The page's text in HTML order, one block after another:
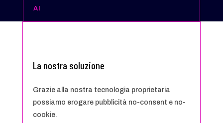
AI
La nostra soluzione
Grazie alla nostra tecnologia proprietaria
possiamo erogare pubblicità no-consent e no-
cookie.